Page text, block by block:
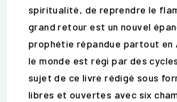
spiritualité, de reprendre le
grand retour est un nouvel
prophétie répandue partout en
le monde est régi par des
sujet de ce livre rédigé sous
libres et ouvertes avec six